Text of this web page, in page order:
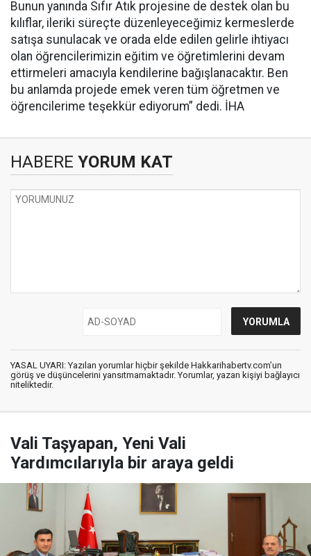
Bunun yanında Sıfır Atık projesine de destek olan bu
kılıflar, ileriki süreçte düzenleyeceğimiz kermeslerde
satışa sunulacak ve orada elde edilen gelirle ihtiyacı
olan öğrencilerimizin eğitim ve öğretimlerini devam
ettirmeleri amacıyla kendilerine bağışlanacaktır. Ben
bu anlamda projede emek veren tüm öğretmen ve
öğrencilerime teşekkür ediyorum” dedi. İHA
HABERE YORUM KAT
YASAL UYARI: Yazılan yorumlar hiçbir şekilde Hakkarihabertv.com’un
görüş ve düşüncelerini yansıtmamaktadır. Yorumlar, yazan kişiyi bağlayıcı
niteliktedir.
Vali Taşyapan, Yeni Vali
Yardımcılarıyla bir araya geldi